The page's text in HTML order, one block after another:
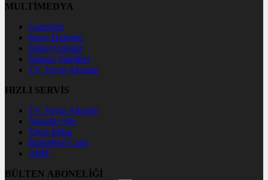
MULTİMEDYA
Gazeteler
Hava Durumu
Haber Gönder
Namaz Vakitleri
TV Yayın Akışları
HIZLI SERVİS
TV Yayın Akışları
Yazarlar Site
Tenis İddaa
Basketbol Canlı
AMP
BÜLTEN ABONELİĞİ